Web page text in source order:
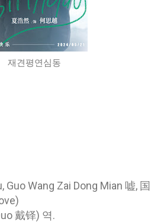
재견평연심동
Guo Wang Zai Dong Mian 嘘, 国
戴铎) 역.